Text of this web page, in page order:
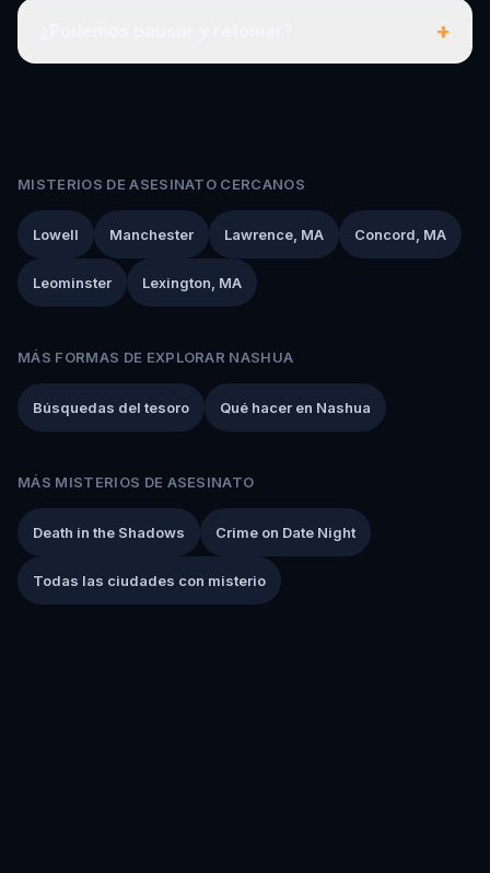
+
MISTERIOS DE ASESINATO CERCANOS
Lowell Manchester Lawrence, MA Concord, MA
Leominster Lexington, MA
MÁS FORMAS DE EXPLORAR NASHUA
Búsquedas del tesoro Qué hacer en Nashua
MÁS MISTERIOS DE ASESINATO
Death in the Shadows Crime on Date Night
Todas las ciudades con misterio